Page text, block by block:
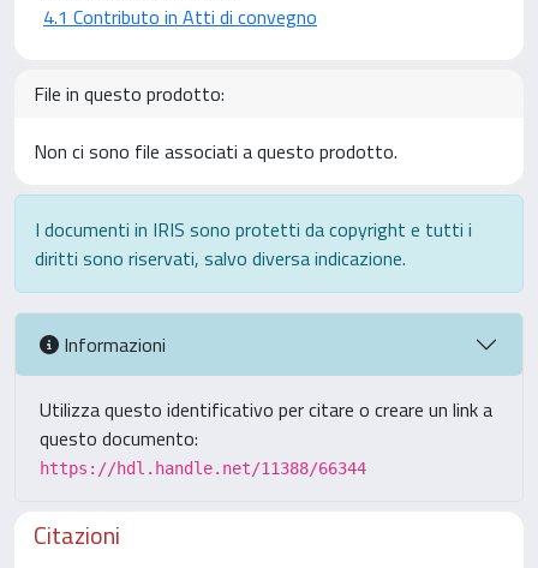
4.1 Contributo in Atti di convegno
File in questo prodotto:
Non ci sono file associati a questo prodotto.
I documenti in IRIS sono protetti da copyright e tutti i
diritti sono riservati, salvo diversa indicazione.
Informazioni
Utilizza questo identificativo per citare o creare un link a
questo documento:
https://hdl.handle.net/11388/66344
Citazioni